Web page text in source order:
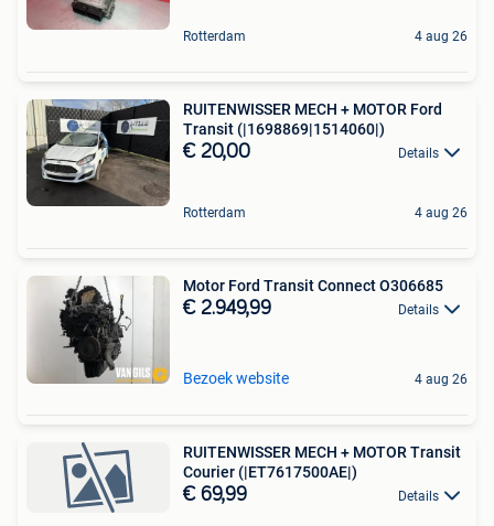
Rotterdam 4 aug 26
RUITENWISSER MECH + MOTOR Ford
Transit (|1698869|1514060|)
€ 20,00 Details
Rotterdam 4 aug 26
Motor Ford Transit Connect O306685
€ 2.949,99 Details
Bezoek website 4 aug 26
RUITENWISSER MECH + MOTOR Transit
Courier (|ET7617500AE|)
€ 69,99 Details